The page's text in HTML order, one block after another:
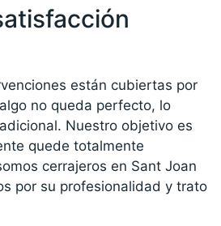
están cubiertas por
no queda perfecto, lo
Nuestro objetivo es
quede totalmente
cerrajeros en Sant Joan
por su profesionalidad y trato